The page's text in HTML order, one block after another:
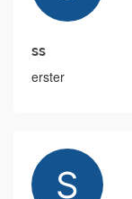
ss
erster